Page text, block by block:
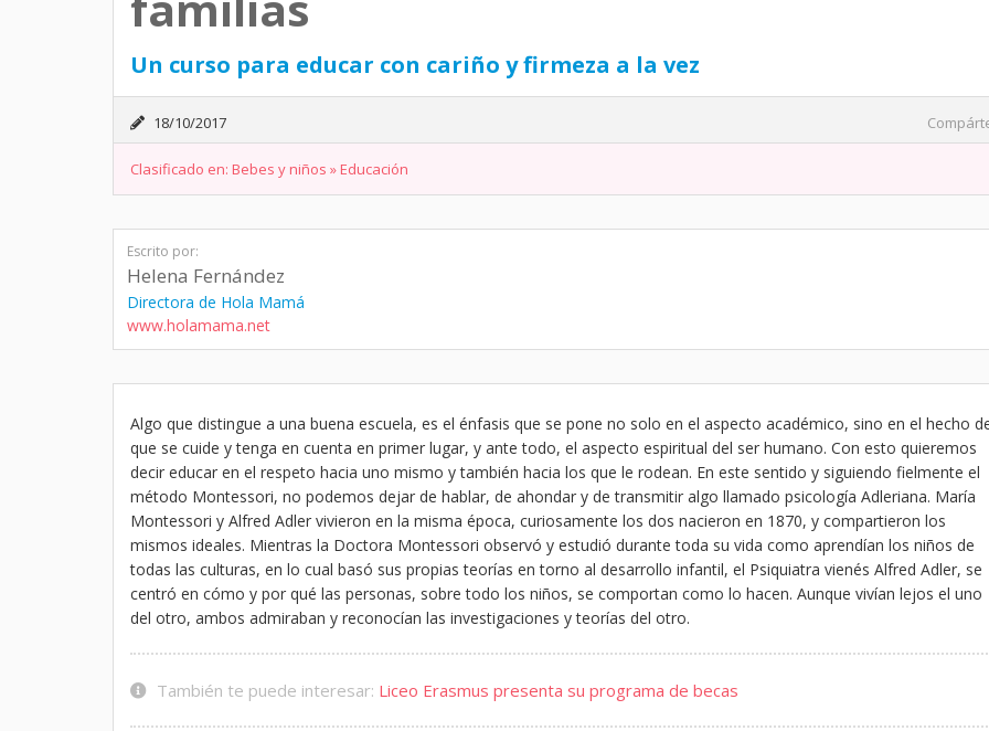
Un curso para educar con cariño y firmeza a la vez
18/10/2017
Clasificado en: Bebes y niños »Educación
Escrito por:
Helena Fernández
Directora de Hola Mamá
www.holamama.net
Algo que distingue a una buena escuela, es el énfasis que se pone no solo en el aspecto académico, sino en el hecho
que se cuide y tenga en cuenta en primer lugar, y ante todo, el aspecto espiritual del ser humano. Con esto quieremos
decir educar en el respeto hacia uno mismo y también hacia los que le rodean. En este sentido y siguiendo fielmente el
método Montessori, no podemos dejar de hablar, de ahondar y de transmitir algo llamado psicología Adleriana. María
Montessori y Alfred Adler vivieron en la misma época, curiosamente los dos nacieron en 1870, y compartieron los
mismos ideales. Mientras la Doctora Montessori observó y estudió durante toda su vida como aprendían los niños de
todas las culturas, en lo cual basó sus propias teorías en torno al desarrollo infantil, el Psiquiatra vienés Alfred Adler, se
centró en cómo y por qué las personas, sobre todo los niños, se comportan como lo hacen. Aunque vivían lejos el uno
del otro, ambos admiraban y reconocían las investigaciones y teorías del otro.
También te puede interesar: Liceo Erasmus presenta su programa de becas